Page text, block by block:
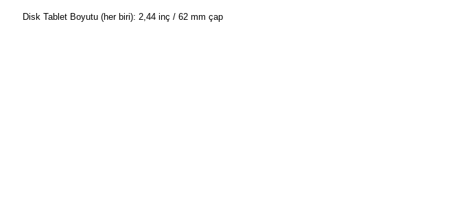
Disk Tablet Boyutu (her biri): 2,44 inç / 62 mm çap